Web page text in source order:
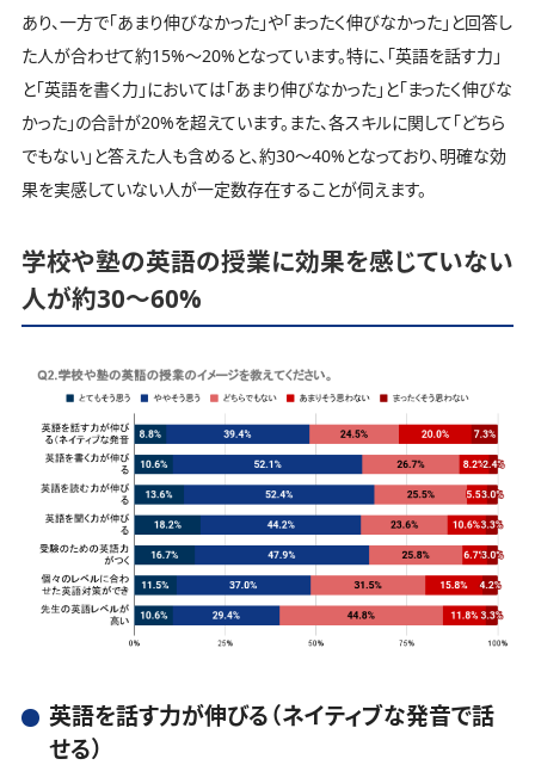
あり、一方で「あまり伸びなかった」や「まったく伸びなかった」と回答し
た人が合わせて約15%〜20%となっています。特に、「英語を話す力」
と「英語を書く力」においては「あまり伸びなかった」と「まったく伸びな
かった」の合計が20%を超えています。また、各スキルに関して「どちら
でもない」と答えた人も含めると、約30～40%となっており、明確な効
果を実感していない人が一定数存在することが伺えます。
学校や塾の英語の授業に効果を感じていない
人が約30～60%
英語を話す力が伸びる（ネイティブな発音で話
せる）